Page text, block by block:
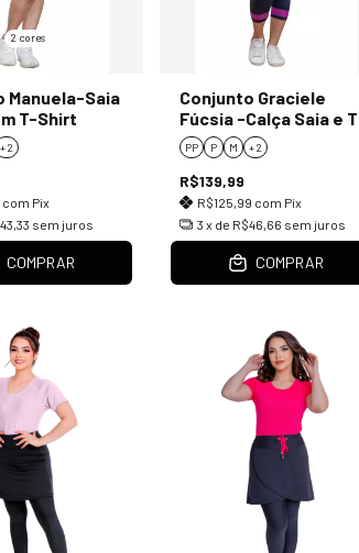
2 cores
Manuela-Saia
T-Shirt
+ 2
com Pix
sem juros
COMPRAR
Conjunto Graciele
Fúcsia -Calça Saia e
Shirt
PP P M + 2
R$139,99
R$125,99 com Pix
3 x de R$46,66 sem juros
COMPRAR